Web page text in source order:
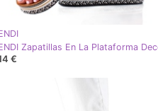
€